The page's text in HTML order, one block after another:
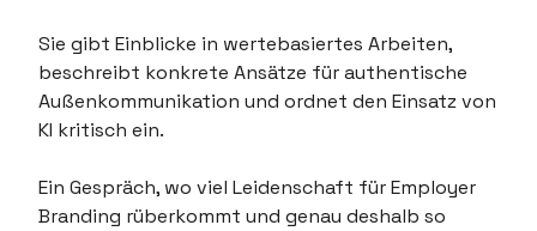
Sie gibt Einblicke in wertebasiertes Arbeiten,
beschreibt konkrete Ansätze für authentische
Außenkommunikation und ordnet den Einsatz von
KI kritisch ein.
Ein Gespräch, wo viel Leidenschaft für Employer
Branding rüberkommt und genau deshalb so